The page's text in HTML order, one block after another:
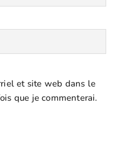
et site web dans le
que je commenterai.